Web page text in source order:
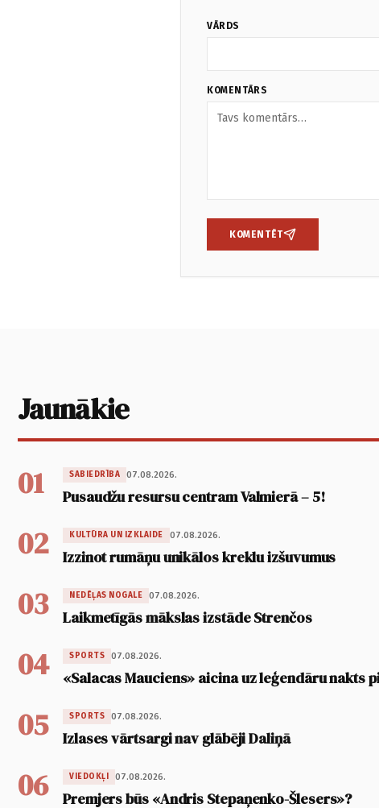
VĀRDS
KOMENTĀRS
KOMENTĒT
Jaunākie
01 SABIEDRĪBA 07.08.2026.
Pusaudžu resursu centram Valmierā – 5!
02 KULTŪRA UN IZKLAIDE 07.08.2026.
Izzinot rumāņu unikālos kreklu izšuvumus
03 NEDĒĻAS NOGALE 07.08.2026.
Laikmetīgās mākslas izstāde Strenčos
04 SPORTS 07.08.2026.
«Salacas Mauciens» aicina uz leģendāru nakts
05 SPORTS 07.08.2026.
Izlases vārtsargi nav glābēji Daliņā
06 VIEDOKĻI 07.08.2026.
Premjers būs «Andris Stepaņenko-Šlesers»?